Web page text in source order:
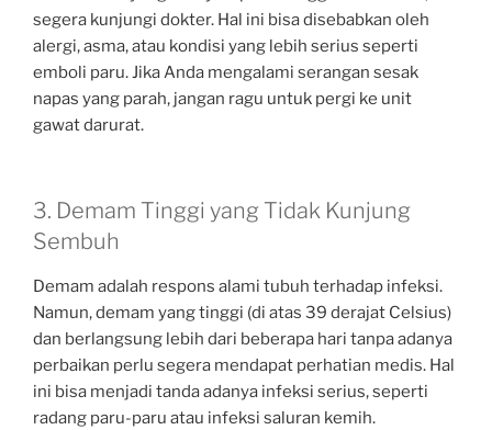
segera kunjungi dokter. Hal ini bisa disebabkan oleh
alergi, asma, atau kondisi yang lebih serius seperti
emboli paru. Jika Anda mengalami serangan sesak
napas yang parah, jangan ragu untuk pergi ke unit
gawat darurat.
3. Demam Tinggi yang Tidak Kunjung
Sembuh
Demam adalah respons alami tubuh terhadap infeksi.
Namun, demam yang tinggi (di atas 39 derajat Celsius)
dan berlangsung lebih dari beberapa hari tanpa adanya
perbaikan perlu segera mendapat perhatian medis. Hal
ini bisa menjadi tanda adanya infeksi serius, seperti
radang paru-paru atau infeksi saluran kemih.